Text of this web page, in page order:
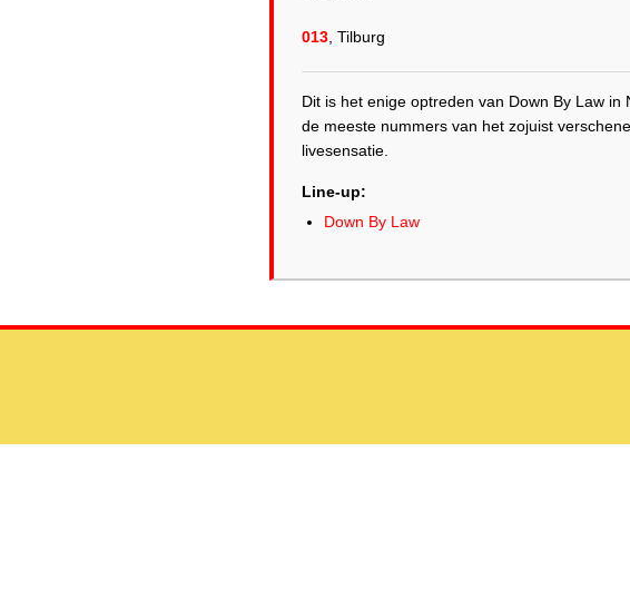
013 , Tilburg
Dit is het enige optreden van Down By Law in
de meeste nummers van het zojuist
Line-up:
Down By Law